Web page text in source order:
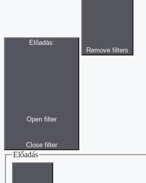
Előadás:
Open filter
Close filter
Remove filters
Előadás